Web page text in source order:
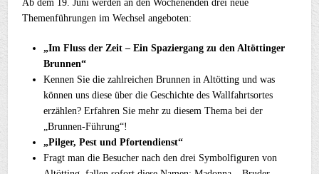
Ab dem 19. Juni werden an den Wochenenden drei neue
Themenführungen im Wechsel angeboten:
„Im Fluss der Zeit – Ein Spaziergang zu den Altöttinger
Brunnen“
Kennen Sie die zahlreichen Brunnen in Altötting und was
können uns diese über die Geschichte des Wallfahrtsortes
erzählen? Erfahren Sie mehr zu diesem Thema bei der
„Brunnen-Führung“!
„Pilger, Pest und Pfortendienst“
Fragt man die Besucher nach den drei Symbolfiguren von